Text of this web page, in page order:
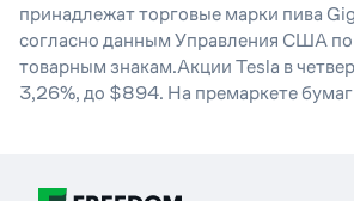
принадлежат торговые марки пива
согласно данным Управления США по
товарным знакам.Акции Tesla в
3,26%, до $894. На премаркете